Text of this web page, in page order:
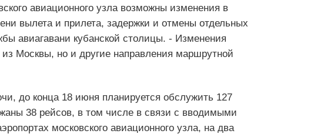
авиационного узла возможны изменения в
вылета и прилета, задержки и отмены отдельных
авиагавани кубанской столицы. - Изменения
Москвы, но и другие направления маршрутной
до конца 18 июня планируется обслужить 127
38 рейсов, в том числе в связи с вводимыми
московского авиационного узла, на два